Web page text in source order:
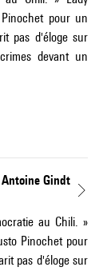
pour un
pas d'éloge sur
devant un
Gindt
au Chili. »
Pinochet pour
pas d'éloge sur